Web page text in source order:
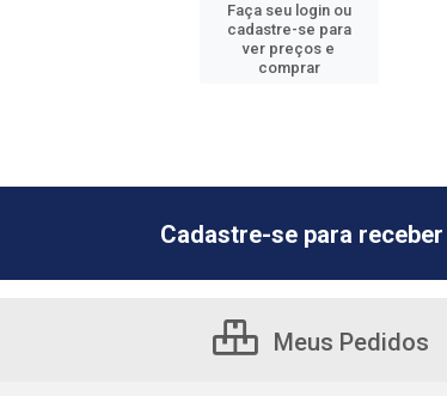
Faça seu login ou
cadastre-se para
ver preços e
comprar
Cadastre-se para
Meus Pedidos